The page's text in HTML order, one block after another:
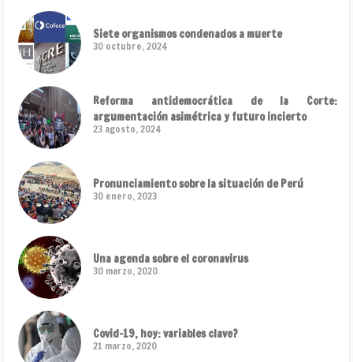
Siete organismos condenados a muerte
30 octubre, 2024
Reforma antidemocrática de la Corte:
argumentación asimétrica y futuro incierto
23 agosto, 2024
Pronunciamiento sobre la situación de Perú
30 enero, 2023
Una agenda sobre el coronavirus
30 marzo, 2020
Covid-19, hoy: variables clave?
21 marzo, 2020